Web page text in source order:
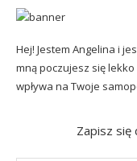
Hej! Jestem Angelina i
mną poczujesz się
wpływa na Twoje
Zapisz się